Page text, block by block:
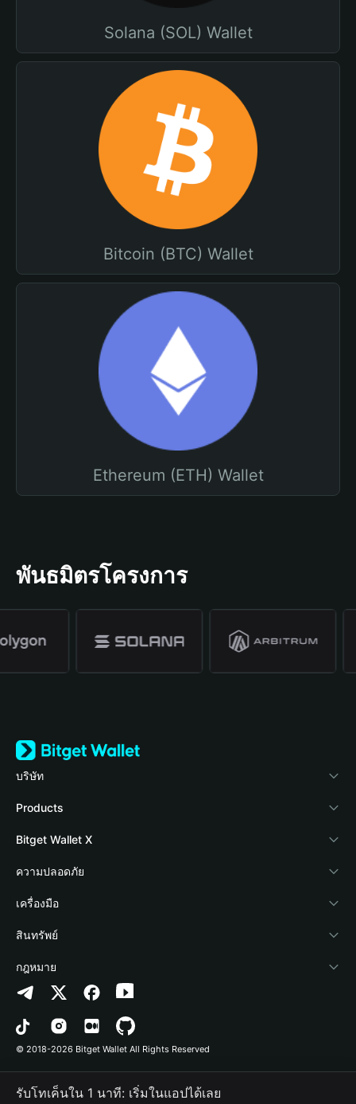
Solana (SOL) Wallet
Bitcoin (BTC) Wallet
Ethereum (ETH) Wallet
พันธมิตรโครงการ
บริษัท
เกี่ยวกับ Bitget Wallet
Blog
Academy
ข่าวสารด้านคริปโต
ศูนย์ช่วยเหลือ
ติดต่อเรา
ทรัพยากรข้อมูลของแบรนด์
อาชีพ
Products
Crypto Card
Stablecoin Earn
Payfi Crypto
Crypto Swap API
Altcoin Season Index
Prediction Markets
DApp
RWA
Bitget Wallet X
นักพัฒนา
เชื่อมต่อ Wallet
Bitget Wallet Pay
ลิสต์โปรเจกต์
ความปลอดภัย
Protection Fund
เทคโนโลยีความปลอดภัย
เครื่องมือ
ซื้อคริปโต
การตรวจจับการอนุญาต
การตรวจจับสัญญา
การโอนเป็นชุด
สินทรัพย์
Arbitrum
Avalanche
Bitcoin
Polygon
กฎหมาย
นโยบายความเป็นส่วนตัว
ข้อตกลงในการใช้บริการ
© 2018-2026 Bitget Wallet All Rights Reserved
รับโทเค็นใน 1 นาที: เริ่มในแอปได้เลย